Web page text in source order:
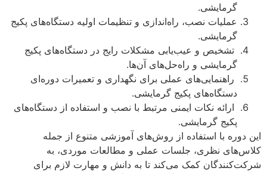
گرمایشی.
عملیات نصب، راه‌اندازی و تنظیمات اولیه دستگاه‌های پکیج
گرمایشی.
تشخیص و عیب‌یابی مشکلات رایج در دستگاه‌های پکیج
گرمایشی و راه‌حل‌های آن‌ها.
راهنمایی‌های عملی برای نگهداری و تعمیرات دوره‌ای
دستگاه‌های پکیج گرمایشی.
ارائه نکات ایمنی مرتبط با نصب و استفاده از دستگاه‌های
پکیج گرمایشی.
این دوره با استفاده از روش‌های آموزشی متنوع از جمله
کلاس‌های نظری، جلسات عملی و مطالعات موردی، به
شرکت‌کنندگان کمک می‌کند تا به دانش و مهارت لازم برای